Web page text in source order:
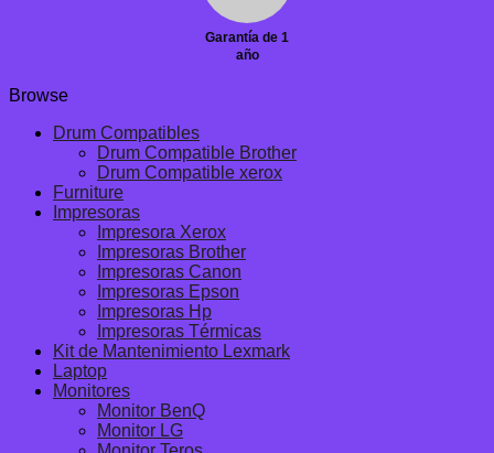
Garantía de 1
año
Browse
Drum Compatibles
Drum Compatible Brother
Drum Compatible xerox
Furniture
Impresoras
Impresora Xerox
Impresoras Brother
Impresoras Canon
Impresoras Epson
Impresoras Hp
Impresoras Térmicas
Kit de Mantenimiento Lexmark
Laptop
Monitores
Monitor BenQ
Monitor LG